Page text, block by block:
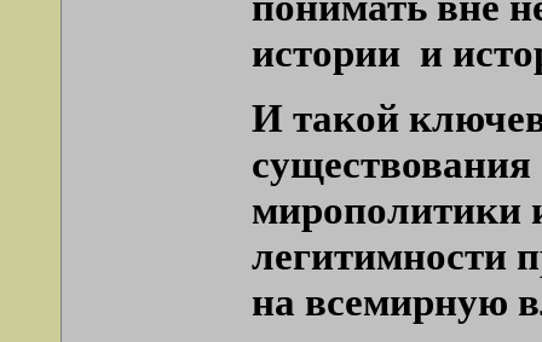
истории и
И такой
мирополитики
легитимности
на всемирную